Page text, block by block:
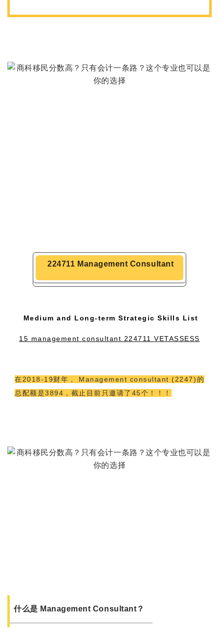
224711 Management Consultant
Medium and Long‑term Strategic Skills List
15 management consultant 224711 VETASSESS
在2018-19财年， Management consultant (2247)的
总配额是3894，截止目前只邀请了45个！！！
什么是 Management Consultant？